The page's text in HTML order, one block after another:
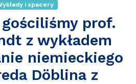
i spacery
prof.
z wykładem
niemieckiego
Döblina z